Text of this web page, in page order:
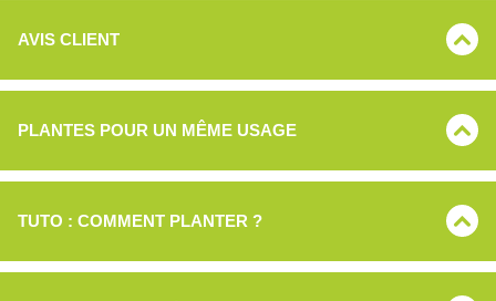
AVIS CLIENT
PLANTES POUR UN MÊME USAGE
TUTO : COMMENT PLANTER ?